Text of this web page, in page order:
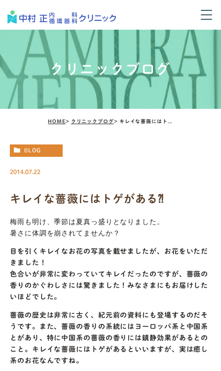
クリニックブログ
HOME クリニックブログ
BLOG
2014.07.22
キレイな薔薇にはトゲがある⁈
梅雨も明け、季節は夏真っ盛りとなりました。
暑さに体調を崩されてませんか？
目を引くキレイなお花の写真を載せましたが、お花をいただ
きました！
色合いが非常に変わっていてキレイだったのですが、薔薇の
香りのかぐわしさには驚きました！みなさまにもお届けした
いほどでした。
薔薇の歴史は非常に古く、紀元前の資料にも登場するのだそ
うです。また、薔薇の香りの系統にはヨーロッパ系と中国系
とがあり、特に中国系の薔薇の香りには鎮静効果があるとの
こと。キレイな薔薇にはトゲがあるといいますが、実は癒し
系のお花なんですね。